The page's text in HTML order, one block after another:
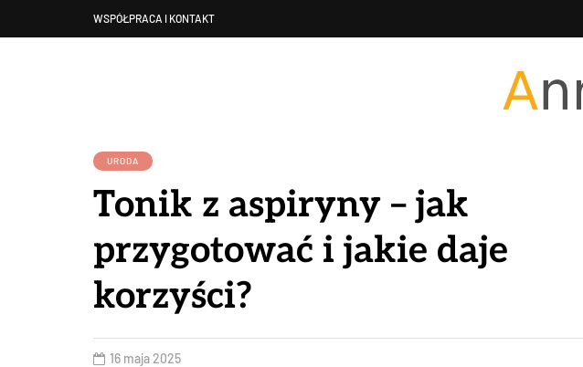
WSPÓŁPRACA I KONTAKT
URODA
Tonik z aspiryny – jak
przygotować i jakie daje
korzyści?
16 maja 2025